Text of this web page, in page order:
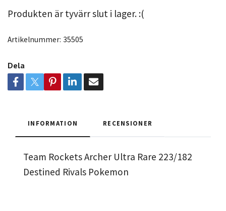
Produkten är tyvärr slut i lager. :(
Artikelnummer: 35505
Dela
INFORMATION RECENSIONER
Team Rockets Archer Ultra Rare 223/182
Destined Rivals Pokemon